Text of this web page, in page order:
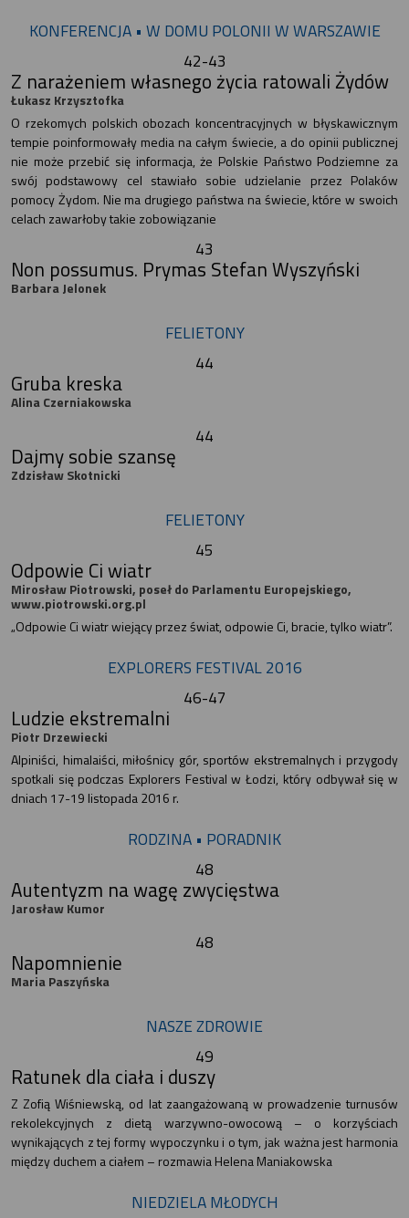
KONFERENCJA • W DOMU POLONII W WARSZAWIE
42-43
Z narażeniem własnego życia ratowali Żydów
Łukasz Krzysztofka
O rzekomych polskich obozach koncentracyjnych w błyskawicznym
tempie poinformowały media na całym świecie, a do opinii publicznej
nie może przebić się informacja, że Polskie Państwo Podziemne za
swój podstawowy cel stawiało sobie udzielanie przez Polaków
pomocy Żydom. Nie ma drugiego państwa na świecie, które w swoich
celach zawarłoby takie zobowiązanie
43
Non possumus. Prymas Stefan Wyszyński
Barbara Jelonek
FELIETONY
44
Gruba kreska
Alina Czerniakowska
44
Dajmy sobie szansę
Zdzisław Skotnicki
FELIETONY
45
Odpowie Ci wiatr
Mirosław Piotrowski, poseł do Parlamentu Europejskiego,
www.piotrowski.org.pl
„Odpowie Ci wiatr wiejący przez świat, odpowie Ci, bracie, tylko wiatr”.
EXPLORERS FESTIVAL 2016
46-47
Ludzie ekstremalni
Piotr Drzewiecki
Alpiniści, himalaiści, miłośnicy gór, sportów ekstremalnych i przygody
spotkali się podczas Explorers Festival w Łodzi, który odbywał się w
dniach 17-19 listopada 2016 r.
RODZINA • PORADNIK
48
Autentyzm na wagę zwycięstwa
Jarosław Kumor
48
Napomnienie
Maria Paszyńska
NASZE ZDROWIE
49
Ratunek dla ciała i duszy
Z Zofią Wiśniewską, od lat zaangażowaną w prowadzenie turnusów
rekolekcyjnych z dietą warzywno-owocową – o korzyściach
wynikających z tej formy wypoczynku i o tym, jak ważna jest harmonia
między duchem a ciałem – rozmawia Helena Maniakowska
NIEDZIELA MŁODYCH